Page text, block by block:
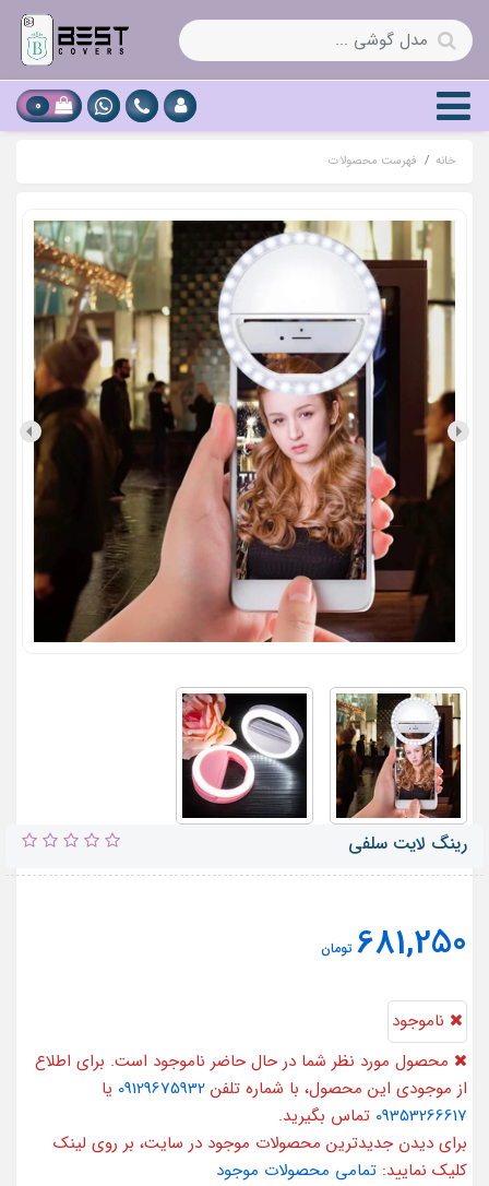
0
خانه فهرست محصولات
رینگ لایت سلفی
681,250 تومان
ناموجود
محصول مورد نظر شما در حال حاضر ناموجود است. برای اطلاع
از موجودی این محصول، با شماره تلفن 09129675932 یا
09353266617 تماس بگیرید.
برای دیدن جدیدترین محصولات موجود در سایت، بر روی لینک
کلیک نمایید: تمامی محصولات موجود